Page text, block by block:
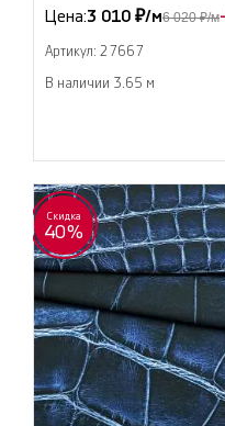
Цена:3 010 ₽/м6 020 ₽/м
Артикул: 27667
В наличии 3.65 м
Скидка
40%